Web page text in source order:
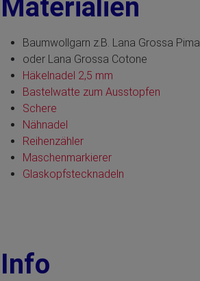
Materialien
Baumwollgarn z.B. Lana Grossa Pima
oder Lana Grossa Cotone
Häkelnadel 2,5 mm
Bastelwatte zum Ausstopfen
Schere
Nähnadel
Reihenzähler
Maschenmarkierer
Glaskopfstecknadeln
Info